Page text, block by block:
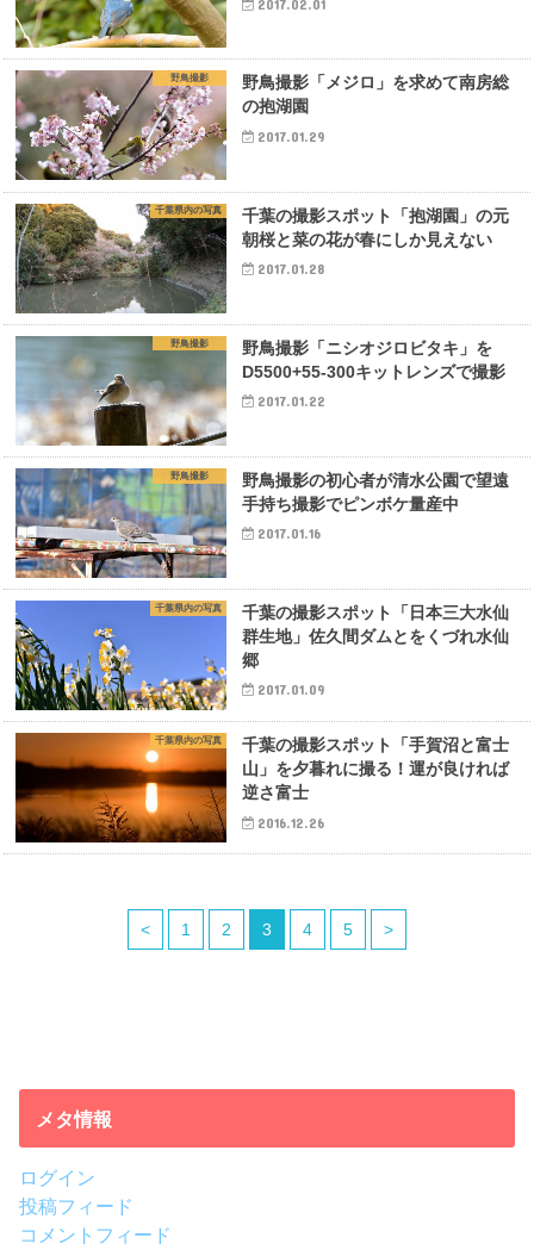
2017.02.01
野鳥撮影
野鳥撮影「メジロ」を求めて南房総
の抱湖園
2017.01.29
千葉県内の写真
千葉の撮影スポット「抱湖園」の元
朝桜と菜の花が春にしか見えない
2017.01.28
野鳥撮影
野鳥撮影「ニシオジロビタキ」を
D5500+55-300キットレンズで撮影
2017.01.22
野鳥撮影
野鳥撮影の初心者が清水公園で望遠
手持ち撮影でピンボケ量産中
2017.01.16
千葉県内の写真
千葉の撮影スポット「日本三大水仙
群生地」佐久間ダムとをくづれ水仙
郷
2017.01.09
千葉県内の写真
千葉の撮影スポット「手賀沼と富士
山」を夕暮れに撮る！運が良ければ
逆さ富士
2016.12.26
< 1 2 3 4 5 >
メタ情報
ログイン
投稿フィード
コメントフィード